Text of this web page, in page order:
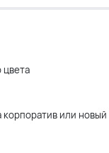
цвета
или